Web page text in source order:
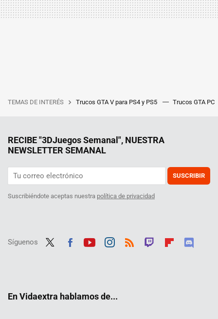
TEMAS DE INTERÉS Trucos GTA V para PS4 y PS5 Trucos GTA PC
RECIBE "3DJuegos Semanal", NUESTRA
NEWSLETTER SEMANAL
SUSCRIBIR
Suscribiéndote aceptas nuestra política de privacidad
Síguenos
En Vidaextra hablamos de...